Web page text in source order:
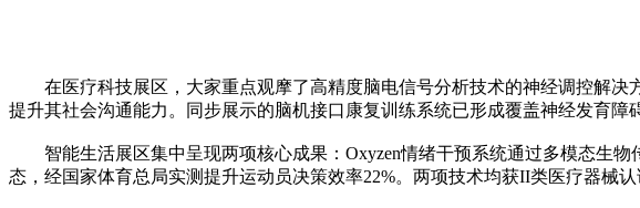
在医疗科技展区，大家重点观摩了高精度脑电信号分析技术的神经调控解决
提升其社会沟通能力。同步展示的脑机接口康复训练系统已形成覆盖神经发育障
智能生活展区集中呈现两项核心成果：Oxyzen情绪干预系统通过多模态生物
态，经国家体育总局实测提升运动员决策效率22%。两项技术均获II类医疗器械认